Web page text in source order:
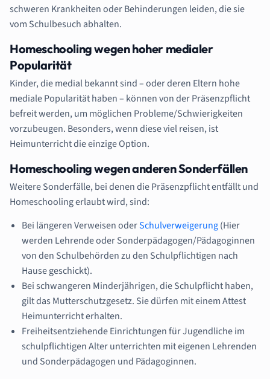
schweren Krankheiten oder Behinderungen leiden, die sie
vom Schulbesuch abhalten.
Homeschooling wegen hoher medialer
Popularität
Kinder, die medial bekannt sind – oder deren Eltern hohe
mediale Popularität haben – können von der Präsenzpflicht
befreit werden, um möglichen Probleme/Schwierigkeiten
vorzubeugen. Besonders, wenn diese viel reisen, ist
Heimunterricht die einzige Option.
Homeschooling wegen anderen Sonderfällen
Weitere Sonderfälle, bei denen die Präsenzpflicht entfällt und
Homeschooling erlaubt wird, sind:
Bei längeren Verweisen oderSchulverweigerung(Hier
werden Lehrende oder Sonderpädagogen/Pädagoginnen
von den Schulbehörden zu den Schulpflichtigen nach
Hause geschickt).
Bei schwangeren Minderjährigen, die Schulpflicht haben,
gilt das Mutterschutzgesetz. Sie dürfen mit einem Attest
Heimunterricht erhalten.
Freiheitsentziehende Einrichtungen für Jugendliche im
schulpflichtigen Alter unterrichten mit eigenen Lehrenden
und Sonderpädagogen und Pädagoginnen.